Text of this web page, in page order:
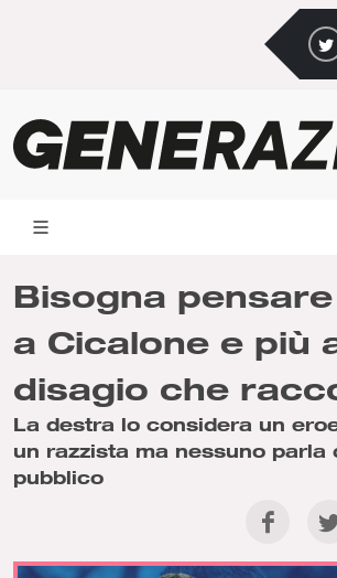
Bisogna
a Cicalone e più
disagio che
La destra lo considera un
un razzista ma nessuno parla
pubblico